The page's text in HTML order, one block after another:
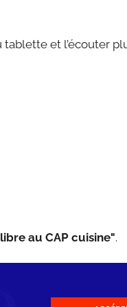
et l’écouter
au CAP cuisine".